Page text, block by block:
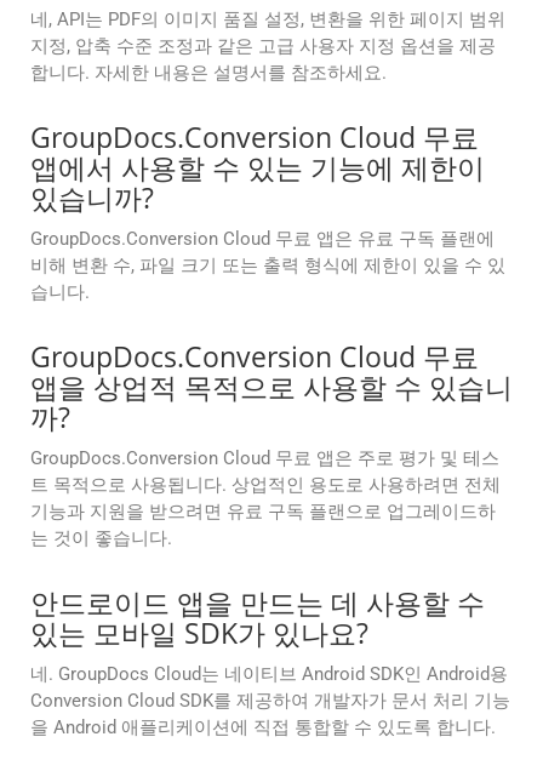
네, API는 PDF의 이미지 품질 설정, 변환을 위한 페이지 범위
지정, 압축 수준 조정과 같은 고급 사용자 지정 옵션을 제공
합니다. 자세한 내용은 설명서를 참조하세요.
GroupDocs.Conversion Cloud 무료
앱에서 사용할 수 있는 기능에 제한이
있습니까?
GroupDocs.Conversion Cloud 무료 앱은 유료 구독 플랜에
비해 변환 수, 파일 크기 또는 출력 형식에 제한이 있을 수 있
습니다.
GroupDocs.Conversion Cloud 무료
앱을 상업적 목적으로 사용할 수 있습니
까?
GroupDocs.Conversion Cloud 무료 앱은 주로 평가 및 테스
트 목적으로 사용됩니다. 상업적인 용도로 사용하려면 전체
기능과 지원을 받으려면 유료 구독 플랜으로 업그레이드하
는 것이 좋습니다.
안드로이드 앱을 만드는 데 사용할 수
있는 모바일 SDK가 있나요?
네. GroupDocs Cloud는 네이티브 Android SDK인 Android용
Conversion Cloud SDK를 제공하여 개발자가 문서 처리 기능
을 Android 애플리케이션에 직접 통합할 수 있도록 합니다.